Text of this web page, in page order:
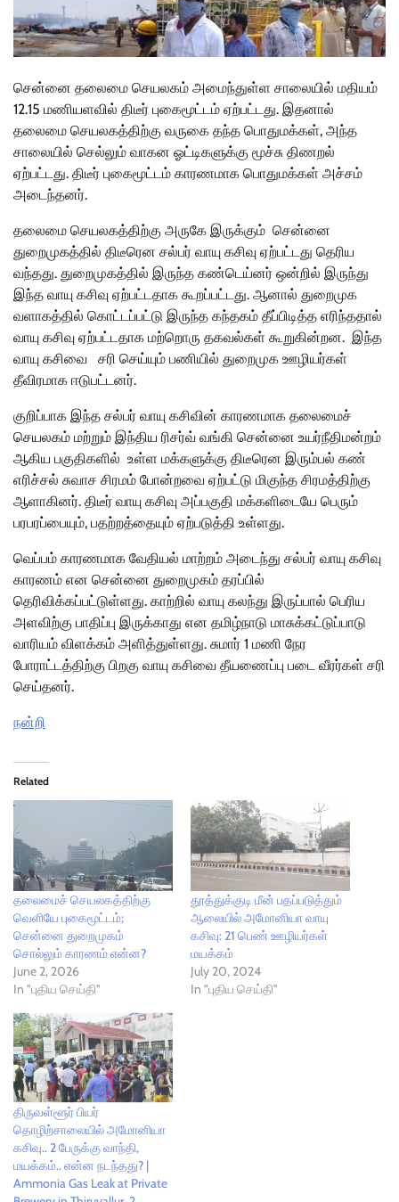
சென்னை தலைமை செயலகம் அமைந்துள்ள சாலையில் மதியம்
12.15 மணியளவில் திடீர் புகைமூட்டம் ஏற்பட்டது. இதனால்
தலைமை செயலகத்திற்கு வருகை தந்த பொதுமக்கள், அந்த
சாலையில் செல்லும் வாகன ஓட்டிகளுக்கு மூச்சு திணறல்
ஏற்பட்டது. திடீர் புகைமூட்டம் காரணமாக பொதுமக்கள் அச்சம்
அடைந்தனர்.
தலைமை செயலகத்திற்கு அருகே இருக்கும் சென்னை
துறைமுகத்தில் திடீரென சல்பர் வாயு கசிவு ஏற்பட்டது தெரிய
வந்தது. துறைமுகத்தில் இருந்த கண்டெய்னர் ஒன்றில் இருந்து
இந்த வாயு கசிவு ஏற்பட்டதாக கூறப்பட்டது. ஆனால் துறைமுக
வளாகத்தில் கொட்டப்பட்டு இருந்த கந்தகம் தீப்பிடித்த எரிந்ததால்
வாயு கசிவு ஏற்பட்டதாக மற்றொரு தகவல்கள் கூறுகின்றன. இந்த
வாயு கசிவை சரி செய்யும் பணியில் துறைமுக ஊழியர்கள்
தீவிரமாக ஈடுபட்டனர்.
குறிப்பாக இந்த சல்பர் வாயு கசிவின் காரணமாக தலைமைச்
செயலகம் மற்றும் இந்திய ரிசர்வ் வங்கி சென்னை உயர்நீதிமன்றம்
ஆகிய பகுதிகளில் உள்ள மக்களுக்கு திடீரென இரும்பல் கண்
எரிச்சல் சுவாச சிரமம் போன்றவை ஏற்பட்டு மிகுந்த சிரமத்திற்கு
ஆளாகினர். திடீர் வாயு கசிவு அப்பகுதி மக்களிடையே பெரும்
பரபரப்பையும், பதற்றத்தையும் ஏற்படுத்தி உள்ளது.
வெப்பம் காரணமாக வேதியல் மாற்றம் அடைந்து சல்பர் வாயு கசிவு
காரணம் என சென்னை துறைமுகம் தரப்பில்
தெரிவிக்கப்பட்டுள்ளது. காற்றில் வாயு கலந்து இருப்பால் பெரிய
அளவிற்கு பாதிப்பு இருக்காது என தமிழ்நாடு மாசுக்கட்டுப்பாடு
வாரியம் விளக்கம் அளித்துள்ளது. சுமார் 1 மணி நேர
போராட்டத்திற்கு பிறகு வாயு கசிவை தீயணைப்பு படை வீரர்கள் சரி
செய்தனர்.
நன்றி
Related
தலைமைச் செயலகத்திற்கு
வெளியே புகைமூட்டம்;
சென்னை துறைமுகம்
சொல்லும் காரணம் என்ன?
June 2, 2026
In "புதிய செய்தி"
தூத்துக்குடி மீன் பதப்படுத்தும்
ஆலையில் அமோனியா வாயு
கசிவு: 21 பெண் ஊழியர்கள்
மயக்கம்
July 20, 2024
In "புதிய செய்தி"
திருவள்ளூர் பியர்
தொழிற்சாலையில் அமோனியா
கசிவு.. 2 பேருக்கு வாந்தி,
மயக்கம்.. என்ன நடந்தது? |
Ammonia Gas Leak at Private